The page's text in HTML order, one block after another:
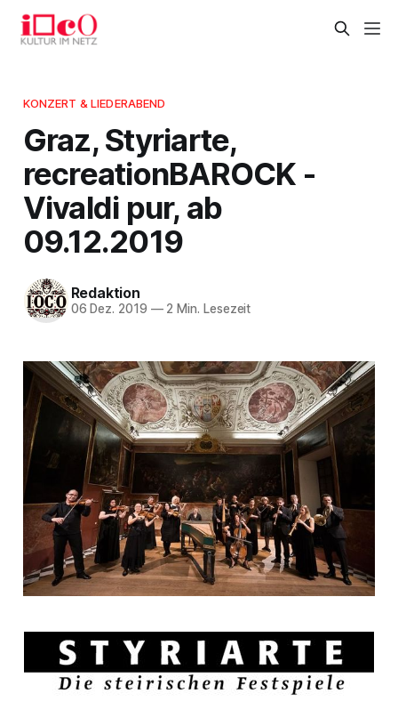
KONZERT & LIEDERABEND
Graz, Styriarte,
recreationBAROCK -
Vivaldi pur, ab
09.12.2019
Redaktion
06 Dez. 2019 —2 Min. Lesezeit